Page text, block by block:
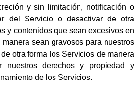
y sin limitación, notificación o
del Servicio o desactivar de otra
y contenidos que sean excesivos en
sean gravosos para nuestros
otra forma los Servicios de manera
nuestros derechos y propiedad y
de los Servicios.